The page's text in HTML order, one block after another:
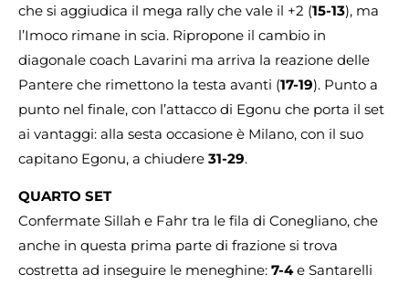
che si aggiudica il mega rally che vale il +2 (15-13), ma
l’Imoco rimane in scia. Ripropone il cambio in
diagonale coach Lavarini ma arriva la reazione delle
Pantere che rimettono la testa avanti (17-19). Punto a
punto nel finale, con l’attacco di Egonu che porta il set
ai vantaggi: alla sesta occasione è Milano, con il suo
capitano Egonu, a chiudere 31-29.
QUARTO SET
Confermate Sillah e Fahr tra le fila di Conegliano, che
anche in questa prima parte di frazione si trova
costretta ad inseguire le meneghine: 7-4e Santarelli